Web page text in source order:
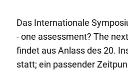
Das Internationale
- one assessment? The
findet aus Anlass des 20.
statt; ein passender